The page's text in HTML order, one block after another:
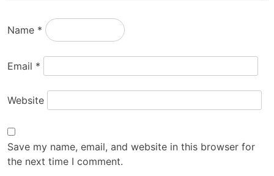
Name *
Email *
Website
Save my name, email, and website in this browser for
the next time I comment.